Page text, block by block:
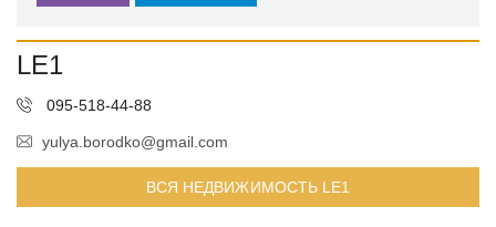
LE1
095-518-44-88
yulya.borodko@gmail.com
ВСЯ НЕДВИЖИМОСТЬ LE1